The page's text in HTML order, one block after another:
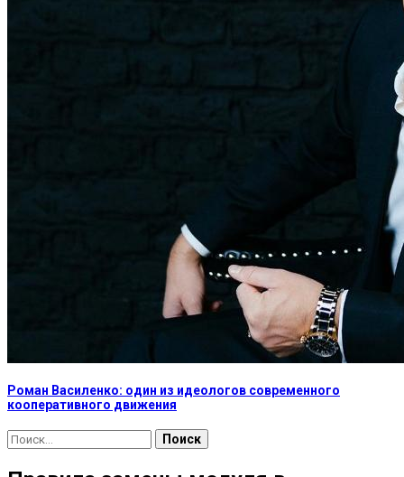
Роман Василенко: один из идеологов современного
кооперативного движения
Найти: